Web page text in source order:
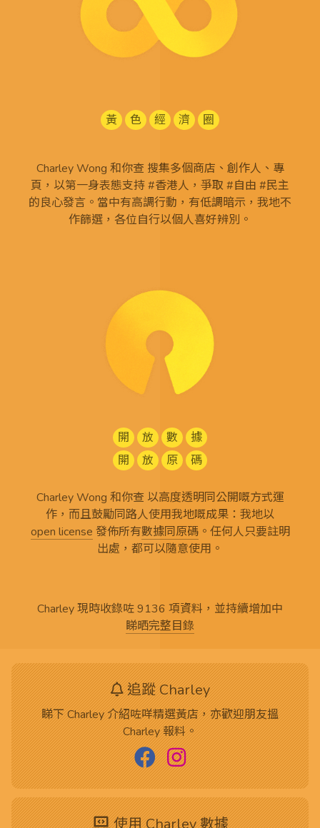
黃 色 經 濟 圈
Charley Wong 和你查 搜集多個商店、創作人、專
頁，以第一身表態支持 #香港人，爭取 #自由 #民主
的良心發言。當中有高調行動，有低調暗示，我地不
作篩選，各位自行以個人喜好辨別。
開 放 數
據
開
放 原 碼
Charley Wong 和你查 以高度透明同公開嘅方式運
作，而且鼓勵同路人使用我地嘅成果：我地以
open license 發佈所有數據同原碼。任何人只要註明
出處，都可以隨意使用。
Charley 現時收錄咗 9136 項資料，並持續增加中
睇晒完整目錄
追蹤 Charley
睇下 Charley 介紹咗咩精選黃店，亦歡迎朋友搵
Charley 報料。
使用 Charley 數據